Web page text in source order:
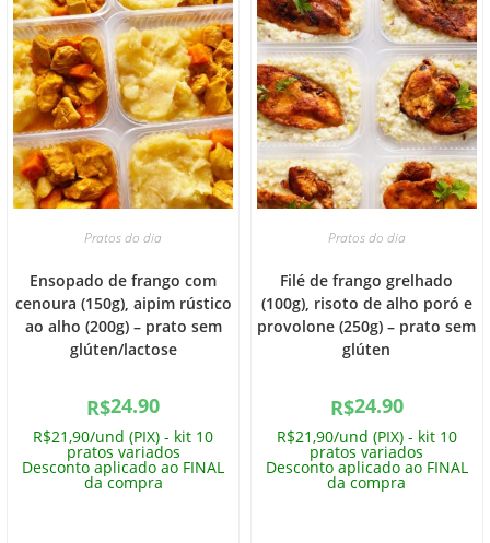
Pratos do dia
Ensopado de frango com
cenoura (150g), aipim rústico
ao alho (200g) – prato sem
glúten/lactose
R$24.90
R$21,90/und (PIX) - kit 10
pratos variados
Desconto aplicado ao FINAL
da compra
Pratos do dia
Filé de frango grelhado
(100g), risoto de alho poró e
provolone (250g) – prato sem
glúten
R$24.90
R$21,90/und (PIX) - kit 10
pratos variados
Desconto aplicado ao FINAL
da compra